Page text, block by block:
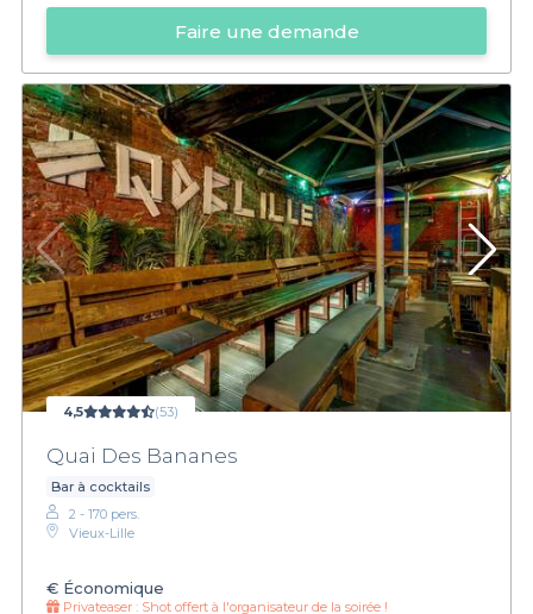
Faire une demande
4,5 (53)
Quai Des Bananes
Bar à cocktails
2 - 170 pers.
Vieux-Lille
€ Économique
Privateaser : Shot offert à l'organisateur de la soirée !